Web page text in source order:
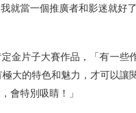
就當一個推廣者和影迷就好了
金片子大賽作品，「有一些
大的特色和魅力，才可以讓
會特別吸睛！」